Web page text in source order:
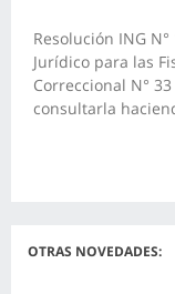
Resolución ING
Jurídico para las
Correccional N°
consultarla
OTRAS NOVEDADES: